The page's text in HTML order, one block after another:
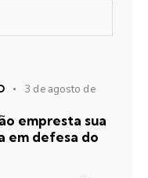
3 de agosto de
empresta sua
em defesa do